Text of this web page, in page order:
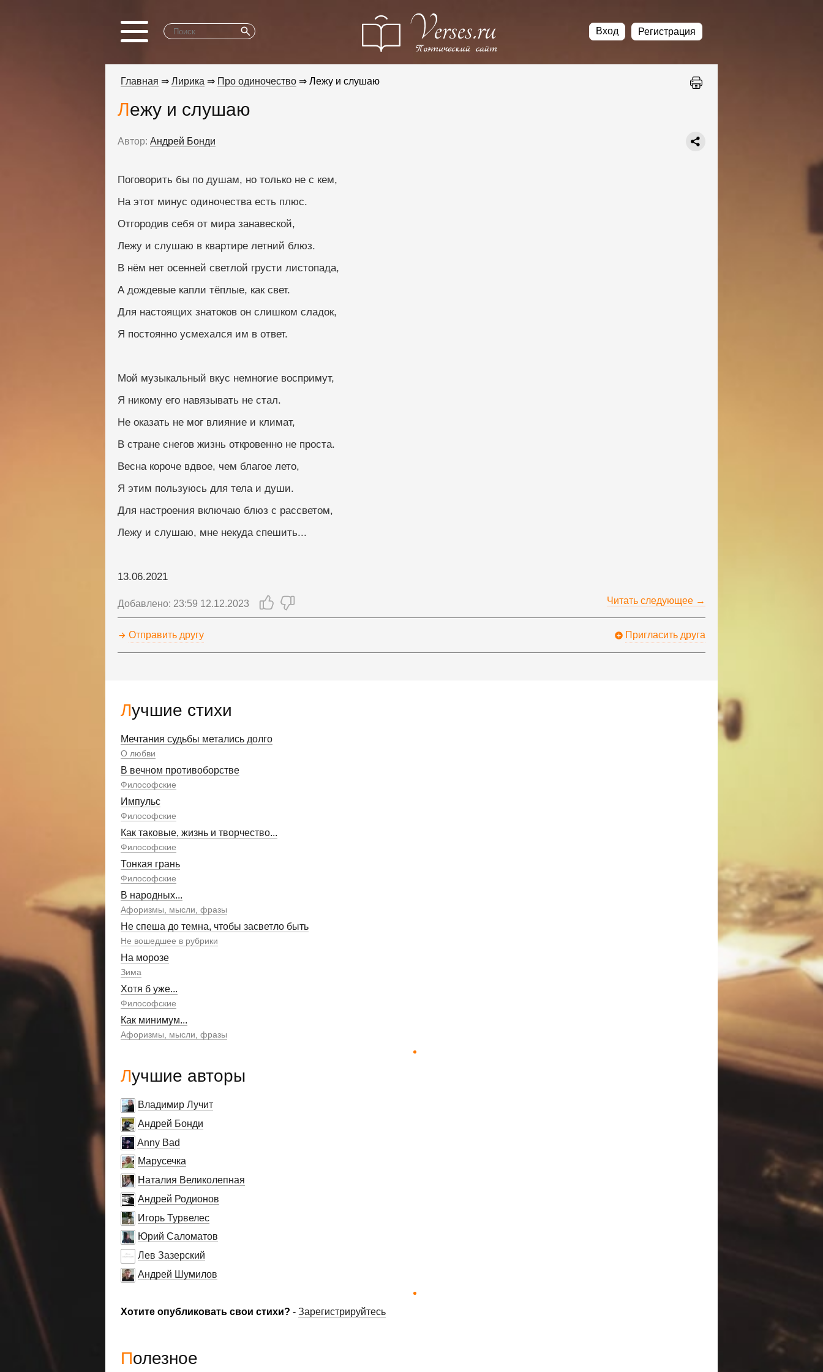
Вход Регистрация
Лучшие стихи
Мечтания судьбы метались долго
О любви
В вечном противоборстве
Философские
Импульс
Философские
Как таковые, жизнь и творчество...
Философские
Тонкая грань
Философские
В народных...
Афоризмы, мысли, фразы
Не спеша до темна, чтобы засветло быть
Не вошедшее в рубрики
На морозе
Зима
Хотя б уже...
Философские
Как минимум...
Афоризмы, мысли, фразы
Лучшие авторы
Владимир Лучит
Андрей Бонди
Anny Bad
Марусечка
Наталия Великолепная
Андрей Родионов
Игорь Турвелес
Юрий Саломатов
Лев Зазерский
Андрей Шумилов
Хотите опубликовать свои стихи? - Зарегистрируйтесь
Главная ⇒ Лирика ⇒ Про одиночество ⇒ Лежу и слушаю
Лежу и слушаю
Автор: Андрей Бонди
Поговорить бы по душам, но только не с кем,
На этот минус одиночества есть плюс.
Отгородив себя от мира занавеской,
Лежу и слушаю в квартире летний блюз.
В нём нет осенней светлой грусти листопада,
А дождевые капли тёплые, как свет.
Для настоящих знатоков он слишком сладок,
Я постоянно усмехался им в ответ.
Мой музыкальный вкус немногие воспримут,
Я никому его навязывать не стал.
Не оказать не мог влияние и климат,
В стране снегов жизнь откровенно не проста.
Весна короче вдвое, чем благое лето,
Я этим пользуюсь для тела и души.
Для настроения включаю блюз с рассветом,
Лежу и слушаю, мне некуда спешить...
13.06.2021
Добавлено: 23:59 12.12.2023 Читать следующее →
Отправить другу Пригласить друга
Полезное